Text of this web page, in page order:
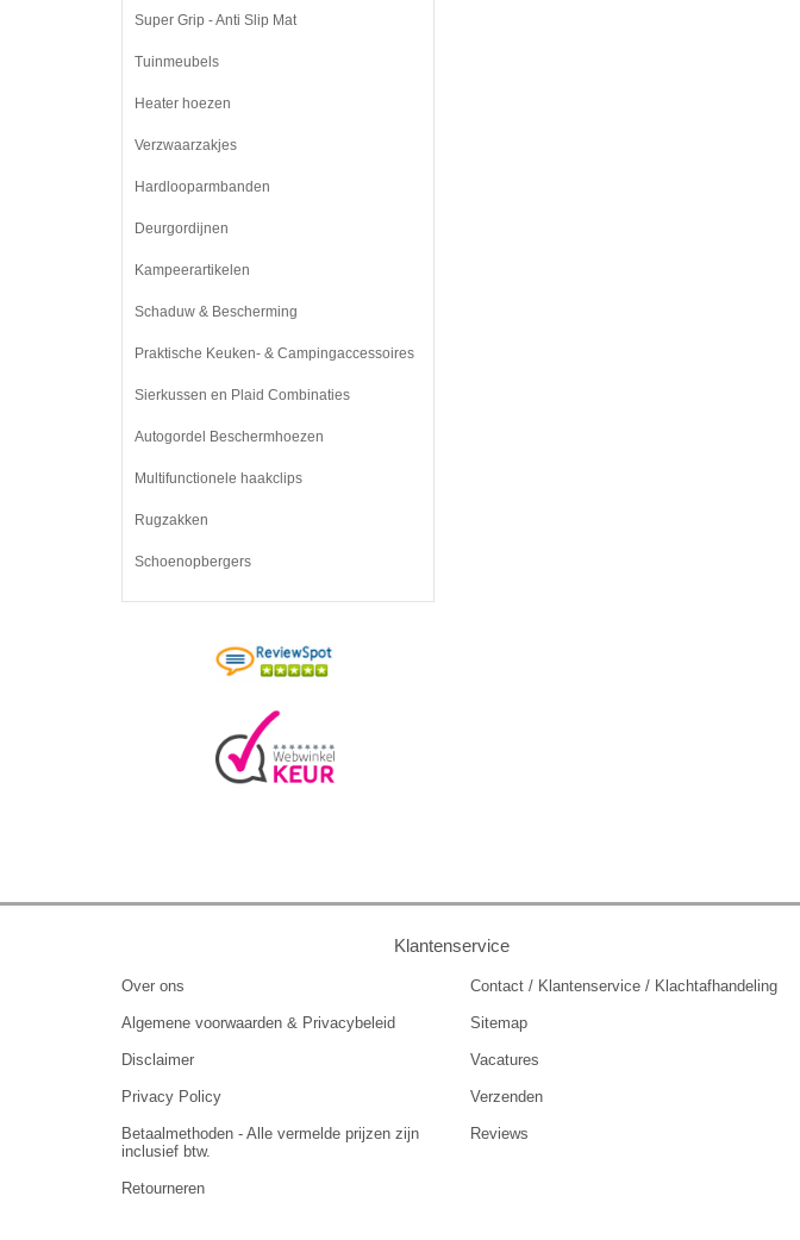
Super Grip - Anti Slip Mat
Tuinmeubels
Heater hoezen
Verzwaarzakjes
Hardlooparmbanden
Deurgordijnen
Kampeerartikelen
Schaduw & Bescherming
Praktische Keuken- & Campingaccessoires
Sierkussen en Plaid Combinaties
Autogordel Beschermhoezen
Multifunctionele haakclips
Rugzakken
Schoenopbergers
Klantenservice
Over ons
Algemene voorwaarden & Privacybeleid
Disclaimer
Privacy Policy
Betaalmethoden - Alle vermelde prijzen zijn
inclusief btw.
Retourneren
Contact / Klantenservice / Klachtafhandeling
Sitemap
Vacatures
Verzenden
Reviews